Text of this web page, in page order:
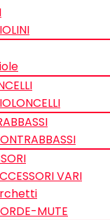
VARI
MUTE